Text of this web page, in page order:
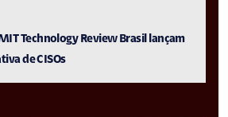
Technology Review Brasil lançam
de CISOs